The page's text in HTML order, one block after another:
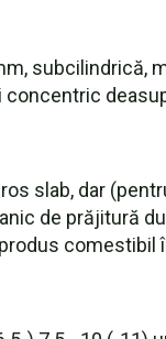
subcilindrică,
slab, dar
de prăjitură